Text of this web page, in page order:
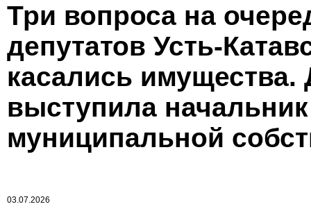
Три вопроса на
депутатов Усть-
касались
выступила
муниципальной
03.07.2026